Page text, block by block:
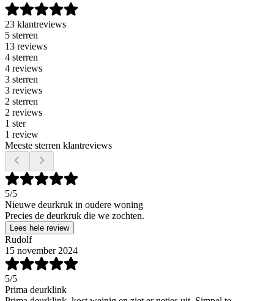
23 klantreviews
5 sterren
13 reviews
4 sterren
4 reviews
3 sterren
3 reviews
2 sterren
2 reviews
1 ster
1 review
Meeste sterren klantreviews
5/5
Nieuwe deurkruk in oudere woning
Precies de deurkruk die we zochten.
Lees hele review
Rudolf
15 november 2024
5/5
Prima deurklink